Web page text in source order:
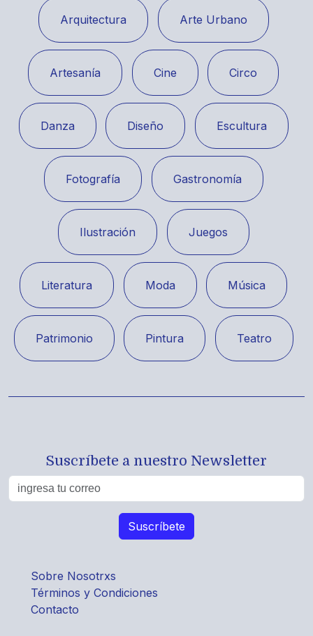
Arquitectura Arte Urbano
Artesanía Cine Circo
Danza Diseño Escultura
Fotografía Gastronomía
Ilustración Juegos
Literatura Moda Música
Patrimonio Pintura Teatro
Suscríbete a nuestro Newsletter
Sobre Nosotrxs
Términos y Condiciones
Contacto